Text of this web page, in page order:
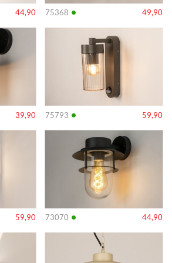
44,90 75368 • 49,90
39,90 75793 • 59,90
Info
59,90 73070 • 44,90
Info
Info